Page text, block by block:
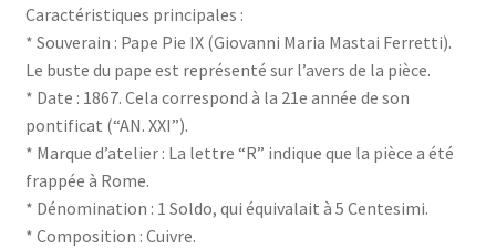
Caractéristiques principales :
* Souverain : Pape Pie IX (Giovanni Maria Mastai Ferretti).
Le buste du pape est représenté sur l’avers de la pièce.
* Date : 1867. Cela correspond à la 21e année de son
pontificat (“AN. XXI”).
* Marque d’atelier : La lettre “R” indique que la pièce a été
frappée à Rome.
* Dénomination : 1 Soldo, qui équivalait à 5 Centesimi.
* Composition : Cuivre.